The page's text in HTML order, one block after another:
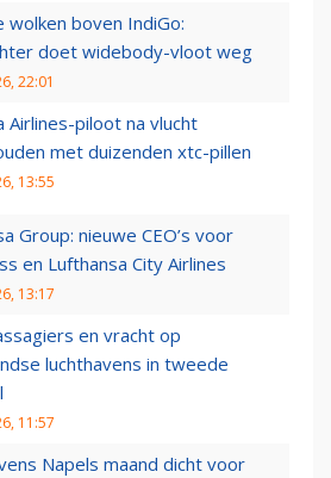
wolken boven IndiGo:
doet widebody-vloot weg
22:01
Airlines-piloot na vlucht
met duizenden xtc-pillen
13:55
Group: nieuwe CEO’s voor
en Lufthansa City Airlines
13:17
en vracht op
luchthavens in tweede
11:57
Napels maand dicht voor